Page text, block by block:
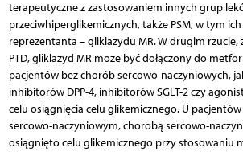
terapeutyczne z zastosowaniem innych grup
przeciwhiperglikemicznych, także PSM, w tym
reprezentanta – gliklazydu MR. W drugim
PTD, gliklazyd MR może być dołączony do
pacjentów bez chorób sercowo-naczyniowych,
inhibitorów DPP-4, inhibitorów SGLT-2 czy
celu osiągnięcia celu glikemicznego. U
sercowo-naczyniowym, chorobą sercowo-
osiągnięto celu glikemicznego przy stosowaniu